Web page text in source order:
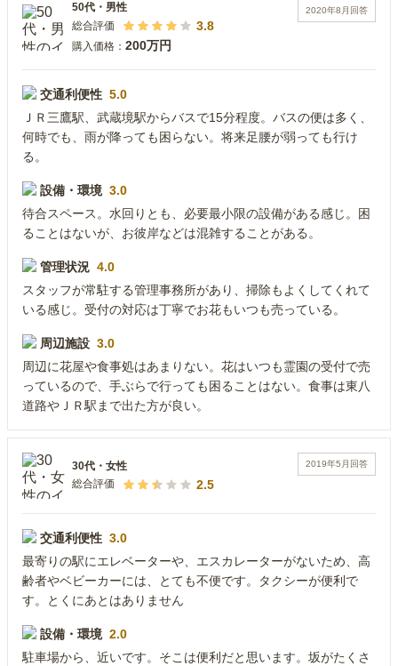
2020年8月 回答
50代 ・ 男性
総合評価
3.8
購入価格： 200万円
交通利便性 5.0
ＪＲ三鷹駅、武蔵境駅からバスで15分程度。バスの便は多く、
何時でも、雨が降っても困らない。将来足腰が弱っても行け
る。
設備・環境 3.0
待合スペース。水回りとも、必要最小限の設備がある感じ。困
ることはないが、お彼岸などは混雑することがある。
管理状況 4.0
スタッフが常駐する管理事務所があり、掃除もよくしてくれて
いる感じ。受付の対応は丁寧でお花もいつも売っている。
周辺施設 3.0
周辺に花屋や食事処はあまりない。花はいつも霊園の受付で売
っているので、手ぶらで行っても困ることはない。食事は東八
道路やＪＲ駅まで出た方が良い。
2019年5月 回答
30代 ・ 女性
総合評価
2.5
交通利便性 3.0
最寄りの駅にエレベーターや、エスカレーターがないため、高
齢者やベビーカーには、とても不便です。タクシーが便利で
す。とくにあとはありません
設備・環境 2.0
駐車場から、近いです。そこは便利だと思います。坂がたくさ